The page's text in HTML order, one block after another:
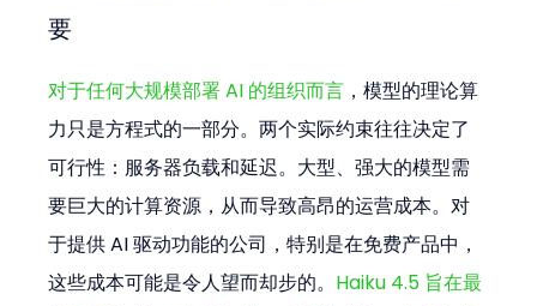
要
对于任何大规模部署 AI 的组织而言 ，模型的理论算
力只是方程式的一部分。两个实际约束往往决定了
可行性：服务器负载和延迟。大型、强大的模型需
要巨大的计算资源，从而导致高昂的运营成本。对
于提供 AI 驱动功能的公司，特别是在免费产品中，
这些成本可能是令人望而却步的。 Haiku 4.5 旨在最